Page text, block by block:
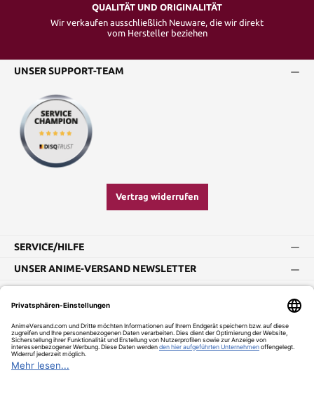
QUALITÄT UND ORIGINALITÄT
Wir verkaufen ausschließlich Neuware, die wir direkt
vom Hersteller beziehen
UNSER SUPPORT-TEAM
Vertrag widerrufen
SERVICE/HILFE
UNSER ANIME-VERSAND NEWSLETTER
Impressum